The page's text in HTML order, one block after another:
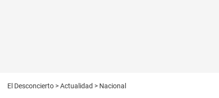
El Desconcierto >Actualidad > Nacional